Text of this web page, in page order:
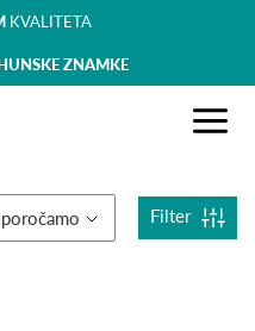
KVALITETA
ZNAMKE
Filter